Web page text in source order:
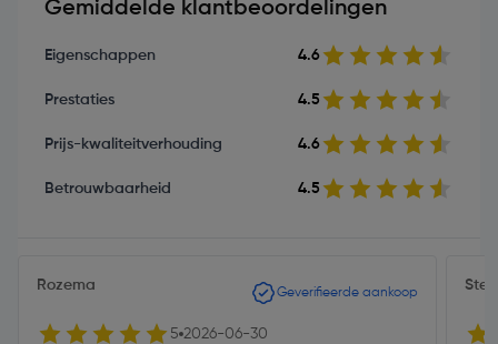
Gemiddelde klantbeoordelingen
Eigenschappen 4.6
Prestaties 4.5
Prijs-kwaliteitverhouding 4.6
Betrouwbaarheid 4.5
Rozema Geverifieerde aankoop
5 2026-06-30